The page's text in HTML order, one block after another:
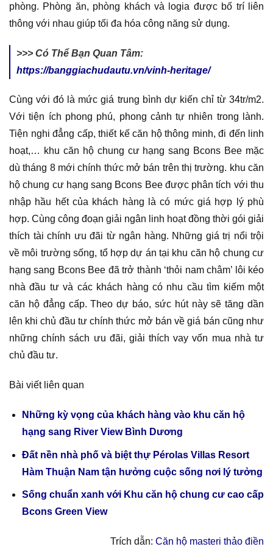
phòng. Phòng ăn, phòng khách và logia được bố trí liên
thông với nhau giúp tối đa hóa công năng sử dụng.
>>> Có Thể Bạn Quan Tâm:
https://banggiachudautu.vn/vinh-heritage/
Cùng với đó là mức giá trung bình dự kiến chỉ từ 34tr/m2.
Với tiện ích phong phú, phong cảnh tự nhiên trong lành.
Tiện nghi đẳng cấp, thiết kế căn hộ thông minh, đi đến linh
hoạt,… khu căn hộ chung cư hạng sang Bcons Bee mặc
dù tháng 8 mới chính thức mở bán trên thị trường. khu căn
hộ chung cư hạng sang Bcons Bee được phân tích với thu
nhập hầu hết của khách hàng là có mức giá hợp lý phù
hợp. Cùng công đoạn giải ngân linh hoạt đồng thời gói giải
thích tài chính ưu đãi từ ngân hàng. Những giá trị nổi trội
về môi trường sống, tổ hợp dự án tại khu căn hộ chung cư
hạng sang Bcons Bee đã trở thành ‘thỏi nam châm’ lôi kéo
nhà đầu tư và các khách hàng có nhu cầu tìm kiếm một
căn hộ đẳng cấp. Theo dự báo, sức hút này sẽ tăng dần
lên khi chủ đầu tư chính thức mở bán về giá bán cũng như
những chính sách ưu đãi, giải thích vay vốn mua nhà tư
chủ đầu tư.
Bài viết liên quan
Những kỳ vọng của khách hàng vào khu căn hộ
hạng sang River View Bình Dương
Đất nền nhà phố và biệt thự Pérolas Villas Resort
Hàm Thuận Nam tận hưởng cuộc sống nơi lý tưởng
Sống chuẩn xanh với Khu căn hộ chung cư cao cấp
Bcons Green View
Trích dẫn: Căn hộ masteri thảo điền